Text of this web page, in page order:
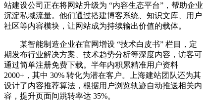
站建设公司正在将网站升级为 “内容生态平台”，帮助企业
沉淀私域流量。他们通过搭建博客系统、知识文库、用户
社区等内容模块，让网站成为持续输出价值的载体。
某智能制造企业在官网增设 “技术白皮书” 栏目，定
期发布行业解决方案、技术趋势分析等深度内容，访客可
通过简单注册免费下载。半年内积累精准用户资料
2000+，其中 30% 转化为潜在客户。上海建站团队还为其
设计了内容推荐算法，根据用户浏览轨迹自动推送相关内
容，提升页面间跳转率达 35%。